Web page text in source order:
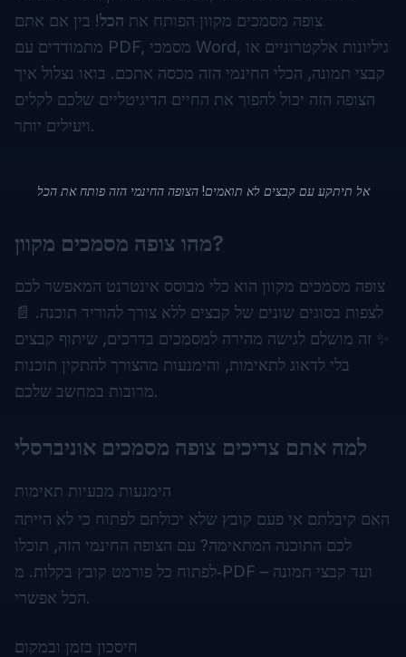
צופה מסמכים מקוון הפותח את הכל! בין אם אתם
מתמודדים עם PDF, מסמכי Word, גיליונות אלקטרוניים או
קבצי תמונה, הכלי החינמי הזה מכסה אתכם. בואו נצלול איך
הצופה הזה יכול להפוך את החיים הדיגיטליים שלכם לקלים
ויעילים יותר.
אל תיתקע עם קבצים לא תואמים! הצופה החינמי הזה פותח את הכל
מהו צופה מסמכים מקוון?
צופה מסמכים מקוון הוא כלי מבוסס אינטרנט המאפשר לכם
לצפות בסוגים שונים של קבצים ללא צורך להוריד תוכנה. 📄
✨ זה מושלם לגישה מהירה למסמכים בדרכים, שיתוף קבצים
בלי לדאוג לתאימות, והימנעות מהצורך להתקין תוכנות
מרובות במחשב שלכם.
למה אתם צריכים צופה מסמכים אוניברסלי
הימנעות מבעיות תאימות
האם קיבלתם אי פעם קובץ שלא יכולתם לפתוח כי לא הייתה
לכם התוכנה המתאימה? עם הצופה החינמי הזה, תוכלו
לפתוח כל פורמט קובץ בקלות. מ‑PDF ועד קבצי תמונה –
הכל אפשרי.
חיסכון בזמן ובמקום